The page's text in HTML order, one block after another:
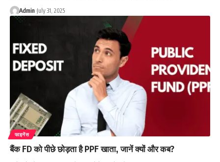
Admin July 31, 2025
फाइनेंस
बैंक FD को पीछे छोड़ता है PPF खाता, जानें क्यों और कब?